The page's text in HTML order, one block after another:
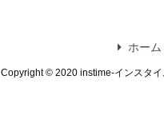
ホーム
Copyright © 2020 instime-インスタ